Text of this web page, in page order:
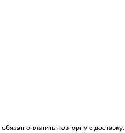
оплатить повторную доставку.